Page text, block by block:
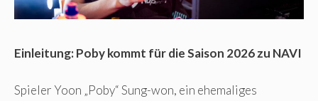
Einleitung: Poby kommt für die Saison 2026 zu NAVI
Spieler Yoon „Poby“ Sung-won, ein ehemaliges